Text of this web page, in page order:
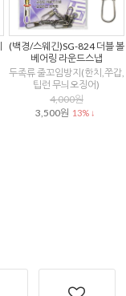
(백경/스웨긴)SG-824 더블 볼
베어링 라운드스냅
두족류 줄꼬임방지(한치,쭈갑,
팁런 무늬오징어)
4,000원
3,500원 13% ↓